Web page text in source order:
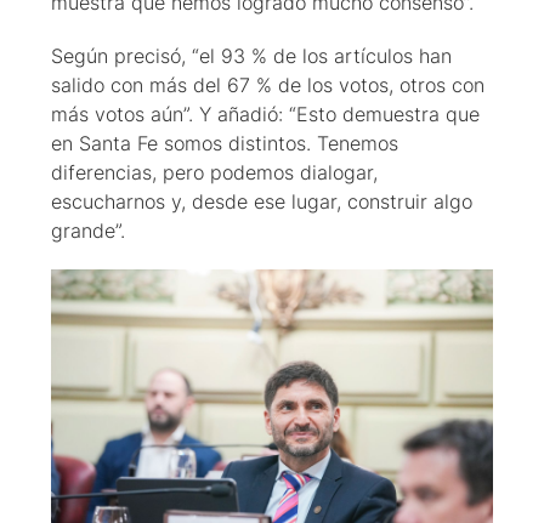
Según precisó, “el 93 % de los artículos han
salido con más del 67 % de los votos, otros con
más votos aún”. Y añadió: “Esto demuestra que
en Santa Fe somos distintos. Tenemos
diferencias, pero podemos dialogar,
escucharnos y, desde ese lugar, construir algo
grande”.